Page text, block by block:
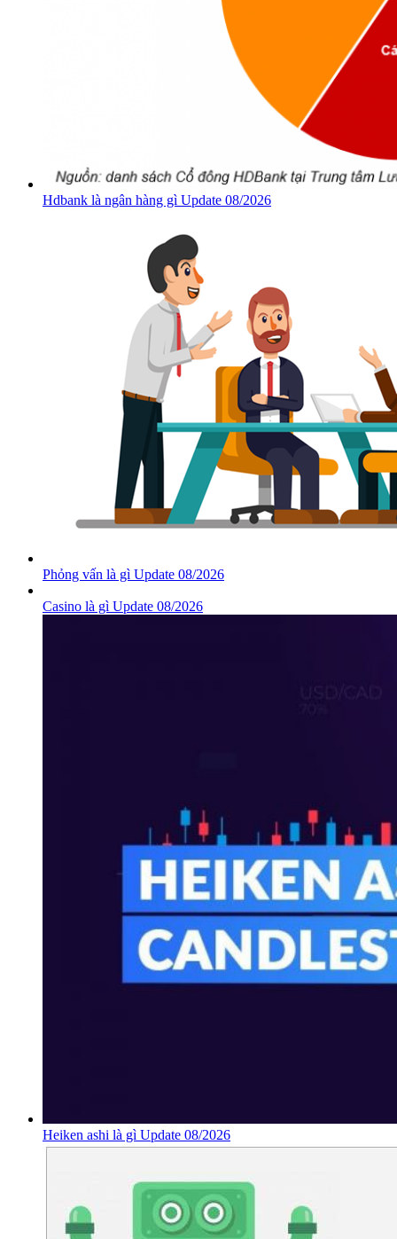
Hdbank là ngân hàng gì Update 08/2026
Phỏng vấn là gì Update 08/2026
Casino là gì Update 08/2026
Heiken ashi là gì Update 08/2026